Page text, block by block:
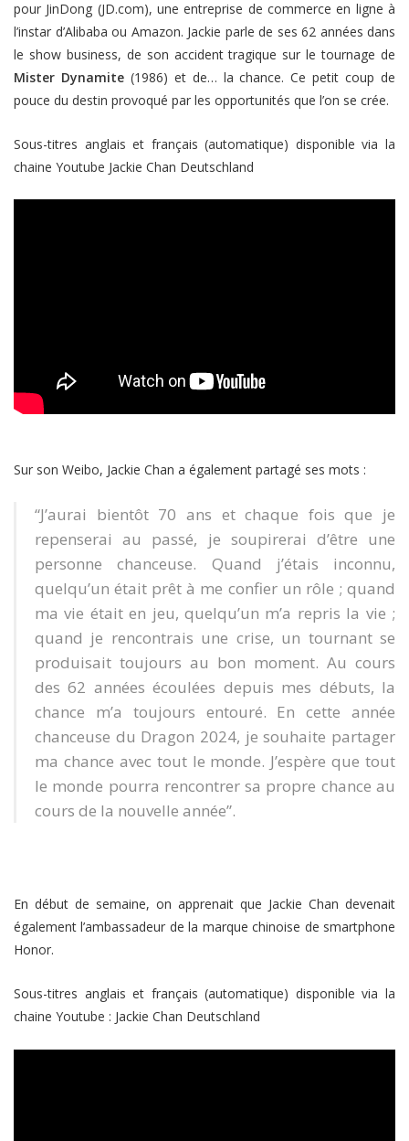
pour JinDong (JD.com), une entreprise de commerce en ligne à
l’instar d’Alibaba ou Amazon. Jackie parle de ses 62 années dans
le show business, de son accident tragique sur le tournage de
Mister Dynamite(1986) et de… la chance. Ce petit coup de
pouce du destin provoqué par les opportunités que l’on se crée.
Sous-titres anglais et français (automatique) disponible via la
chaine Youtube Jackie Chan Deutschland
Sur son Weibo, Jackie Chan a également partagé ses mots :
“J’aurai bientôt 70 ans et chaque fois que je
repenserai au passé, je soupirerai d’être une
personne chanceuse. Quand j’étais inconnu,
quelqu’un était prêt à me confier un rôle ; quand
ma vie était en jeu, quelqu’un m’a repris la vie ;
quand je rencontrais une crise, un tournant se
produisait toujours au bon moment. Au cours
des 62 années écoulées depuis mes débuts, la
chance m’a toujours entouré. En cette année
chanceuse du Dragon 2024, je souhaite partager
ma chance avec tout le monde. J’espère que tout
le monde pourra rencontrer sa propre chance au
cours de la nouvelle année”.
En début de semaine, on apprenait que Jackie Chan devenait
également l’ambassadeur de la marque chinoise de smartphone
Honor.
Sous-titres anglais et français (automatique) disponible via la
chaine Youtube : Jackie Chan Deutschland